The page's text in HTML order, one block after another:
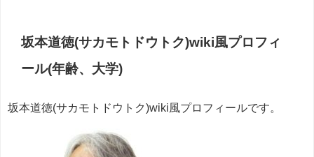
坂本道徳(サカモトドウトク)wiki風プロフィ
ール(年齢、大学)
坂本道徳(サカモトドウトク)wiki風プロフィールです。